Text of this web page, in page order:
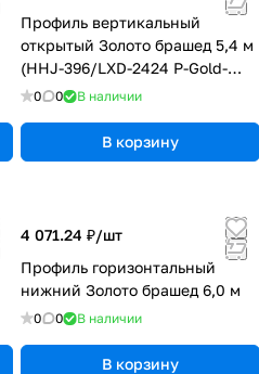
Профиль вертикальный
открытый Золото брашед 5,4 м
(HHJ-396/LXD-2424 P-Gold-
Brush)
0 0 В наличии
В корзину
4 071.24 ₽/шт
Профиль горизонтальный
нижний Золото брашед 6,0 м
0 0 В наличии
В корзину